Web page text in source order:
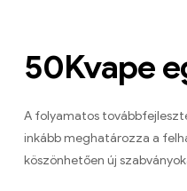
50Kvape
A folyamatos
inkább meghatározza a
köszönhetően új